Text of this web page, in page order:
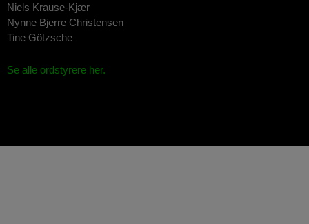
Niels Krause-Kjær
Nynne Bjerre Christensen
Tine Götzsche
Se alle ordstyrere her.